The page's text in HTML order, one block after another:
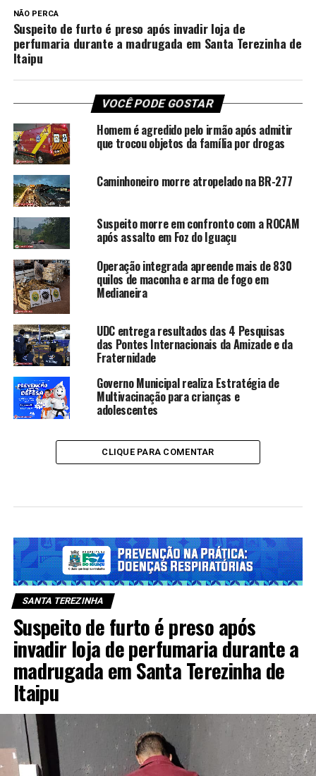
NÃO PERCA
Suspeito de furto é preso após invadir loja de
perfumaria durante a madrugada em Santa Terezinha de
Itaipu
VOCÊ PODE GOSTAR
Homem é agredido pelo irmão após admitir
que trocou objetos da família por drogas
Caminhoneiro morre atropelado na BR-277
Suspeito morre em confronto com a ROCAM
após assalto em Foz do Iguaçu
Operação integrada apreende mais de 830
quilos de maconha e arma de fogo em
Medianeira
UDC entrega resultados das 4 Pesquisas
das Pontes Internacionais da Amizade e da
Fraternidade
Governo Municipal realiza Estratégia de
Multivacinação para crianças e
adolescentes
CLIQUE PARA COMENTAR
SANTA TEREZINHA
Suspeito de furto é preso após
invadir loja de perfumaria durante a
madrugada em Santa Terezinha de
Itaipu